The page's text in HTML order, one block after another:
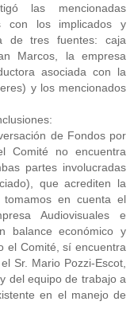
las mencionadas
con los implicados y
de tres fuentes: caja
Marcos, la empresa
asociada con la
y los mencionados
de Fondos por
Comité no encuentra
partes involucradas
que acrediten la
en cuenta el
Audiovisuales e
balance económico y
el Comité, sí encuentra
Sr. Mario Pozzi-Escot,
del equipo de trabajo a
en el manejo de